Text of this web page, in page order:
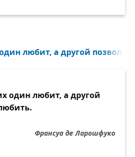
любит, а другой
один любит, а другой
Франсуа де Ларошфуко